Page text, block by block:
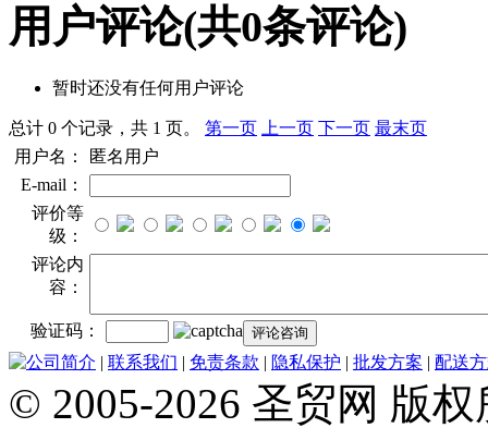
用户评论(共0条评论)
暂时还没有任何用户评论
总计 0 个记录，共 1 页。 第一页 上一页 下一页 最末页
用户名：
匿名用户
E-mail：
评价等
级：
评论内
容：
验证码：
公司简介 | 联系我们 | 免责条款 | 隐私保护 | 批发方案 | 配送
© 2005-2026 圣贸网 版